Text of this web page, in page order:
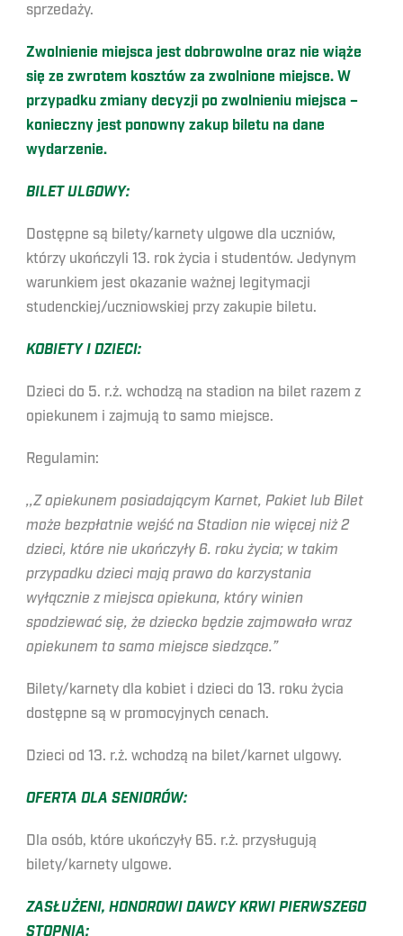
sprzedaży.
Zwolnienie miejsca jest dobrowolne oraz nie wiąże
się ze zwrotem kosztów za zwolnione miejsce. W
przypadku zmiany decyzji po zwolnieniu miejsca –
konieczny jest ponowny zakup biletu na dane
wydarzenie.
BILET ULGOWY:
Dostępne są bilety/karnety ulgowe dla uczniów,
którzy ukończyli 13. rok życia i studentów. Jedynym
warunkiem jest okazanie ważnej legitymacji
studenckiej/uczniowskiej przy zakupie biletu.
KOBIETY I DZIECI:
Dzieci do 5. r.ż. wchodzą na stadion na bilet razem z
opiekunem i zajmują to samo miejsce.
Regulamin:
,,Z opiekunem posiadającym Karnet, Pakiet lub Bilet
może bezpłatnie wejść na Stadion nie więcej niż 2
dzieci, które nie ukończyły 6. roku życia; w takim
przypadku dzieci mają prawo do korzystania
wyłącznie z miejsca opiekuna, który winien
spodziewać się, że dziecko będzie zajmowało wraz
opiekunem to samo miejsce siedzące.”
Bilety/karnety dla kobiet i dzieci do 13. roku życia
dostępne są w promocyjnych cenach.
Dzieci od 13. r.ż. wchodzą na bilet/karnet ulgowy.
OFERTA DLA SENIORÓW:
Dla osób, które ukończyły 65. r.ż. przysługują
bilety/karnety ulgowe.
ZASŁUŻENI, HONOROWI DAWCY KRWI PIERWSZEGO
STOPNIA: